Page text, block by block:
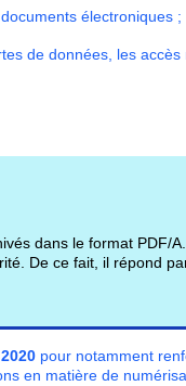
électroniques ;
de données, les
dans le format PDF/
De ce fait, il répond
pour notamment
en matière de